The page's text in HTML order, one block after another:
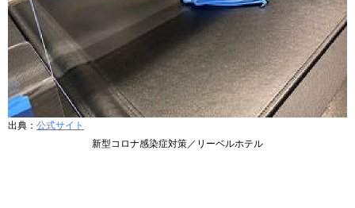
出典： 公式サイト
新型コロナ感染症対策／リーベルホテル